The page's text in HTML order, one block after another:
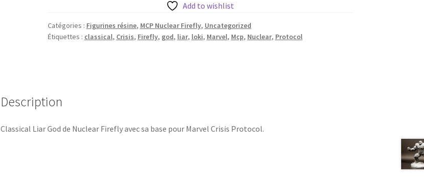
Scaled
Add to wishlist
Catégories : Figurines résine, MCP Nuclear Firefly, Uncategorized
Étiquettes : classical, Crisis, Firefly, god, liar, loki, Marvel, Mcp, Nuclear, Protocol
Description
Classical Liar God de Nuclear Firefly avec sa base pour Marvel Crisis Protocol.